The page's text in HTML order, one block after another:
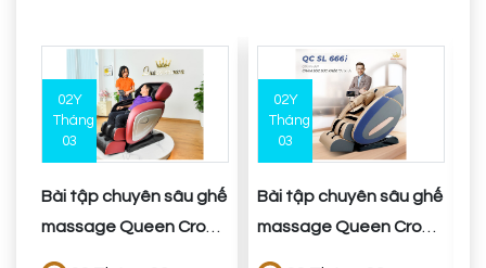
02Y
Tháng
03
Bài tập chuyên sâu ghế
massage Queen Crown
02Y
Tháng
03
Bài tập chuyên sâu ghế
massage Queen Crown